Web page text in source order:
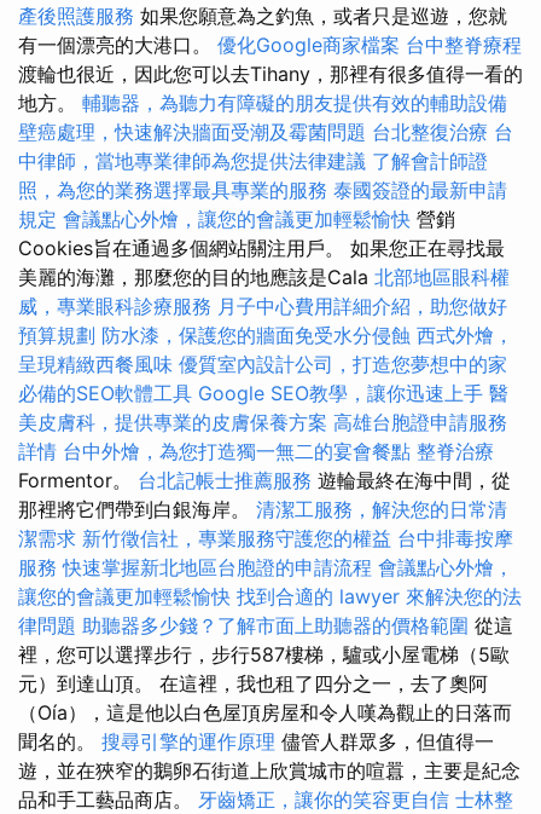
產後照護服務 如果您願意為之釣魚，或者只是巡遊，您就
有一個漂亮的大港口。 優化Google商家檔案 台中整脊療程
渡輪也很近，因此您可以去Tihany，那裡有很多值得一看的
地方。 輔聽器，為聽力有障礙的朋友提供有效的輔助設備
壁癌處理，快速解決牆面受潮及霉菌問題 台北整復治療 台
中律師，當地專業律師為您提供法律建議 了解會計師證
照，為您的業務選擇最具專業的服務 泰國簽證的最新申請
規定 會議點心外燴，讓您的會議更加輕鬆愉快 營銷
Cookies旨在通過多個網站關注用戶。 如果您正在尋找最
美麗的海灘，那麼您的目的地應該是Cala 北部地區眼科權
威，專業眼科診療服務 月子中心費用詳細介紹，助您做好
預算規劃 防水漆，保護您的牆面免受水分侵蝕 西式外燴，
呈現精緻西餐風味 優質室內設計公司，打造您夢想中的家
必備的SEO軟體工具 Google SEO教學，讓你迅速上手 醫
美皮膚科，提供專業的皮膚保養方案 高雄台胞證申請服務
詳情 台中外燴，為您打造獨一無二的宴會餐點 整脊治療
Formentor。 台北記帳士推薦服務 遊輪最終在海中間，從
那裡將它們帶到白銀海岸。 清潔工服務，解決您的日常清
潔需求 新竹徵信社，專業服務守護您的權益 台中排毒按摩
服務快速掌握新北地區台胞證的申請流程 會議點心外燴，
讓您的會議更加輕鬆愉快 找到合適的 lawyer 來解決您的法
律問題 助聽器多少錢？了解市面上助聽器的價格範圍 從這
裡，您可以選擇步行，步行587樓梯，驢或小屋電梯（5歐
元）到達山頂。 在這裡，我也租了四分之一，去了奧阿
（Oía），這是他以白色屋頂房屋和令人嘆為觀止的日落而
聞名的。 搜尋引擎的運作原理 儘管人群眾多，但值得一
遊，並在狹窄的鵝卵石街道上欣賞城市的喧囂，主要是紀念
品和手工藝品商店。 牙齒矯正，讓你的笑容更自信 士林整